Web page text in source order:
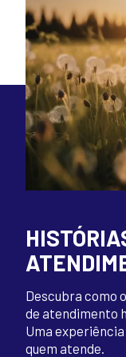
Descubra como
de atendimento
Uma
quem atende.